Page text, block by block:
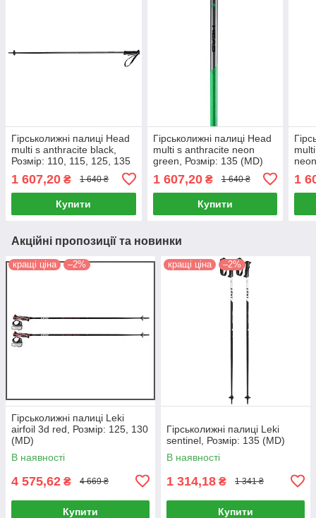
Гірськолижні палиці Head
multi s anthracite black,
Розмір: 110, 115, 125, 135
1 607,20 ₴ 1 640 ₴
Купити
Гірськолижні палиці Head
multi s anthracite neon
green, Розмір: 135 (MD)
1 607,20₴ 1 640 ₴
Купити
1
Акційні пропозиції та новинки
кращі ціна –2%
Гірськолижні палиці Leki
airfoil 3d red, Розмір: 125, 130
(MD)
В наявності
4 575,62 ₴ 4 669 ₴
Купити
кращі ціна –2%
Гірськолижні палиці Leki
sentinel, Розмір: 135 (MD)
В наявності
1 314,18 ₴ 1 341 ₴
Купити